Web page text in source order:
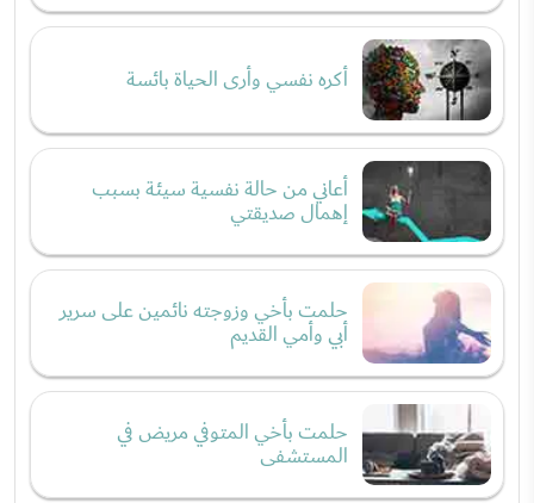
أكره نفسي وأرى الحياة بائسة
أعاني من حالة نفسية سيئة بسبب
إهمال صديقتي
حلمت بأخي وزوجته نائمين على سرير
أبي وأمي القديم
حلمت بأخي المتوفي مريض في
المستشفى